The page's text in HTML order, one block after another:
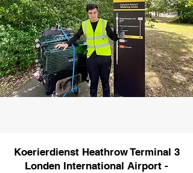
Koerierdienst Heathrow Terminal 3
Londen International Airport -